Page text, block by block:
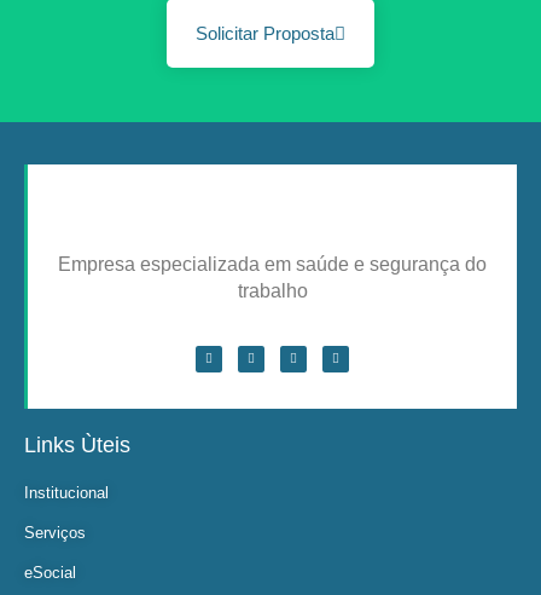
Solicitar Proposta
Empresa especializada em saúde e segurança do
trabalho
Links Ùteis
Institucional
Serviços
eSocial